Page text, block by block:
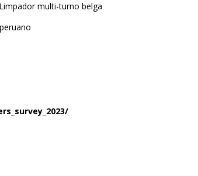
multi-turno belga